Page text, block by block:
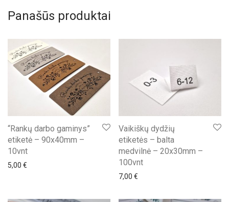
Panašūs produktai
“Rankų darbo gaminys”
etiketė – 90x40mm –
10vnt
5,00 €
Vaikiškų dydžių
etiketės – balta
medvilnė – 20x30mm –
100vnt
7,00 €